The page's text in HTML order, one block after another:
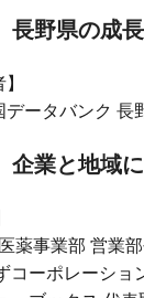
野県の成
タバンク 長野
業と地域
事業部 営業部
ポレーション